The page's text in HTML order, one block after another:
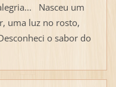
Nasceu um
uma luz no rosto,
o sabor do